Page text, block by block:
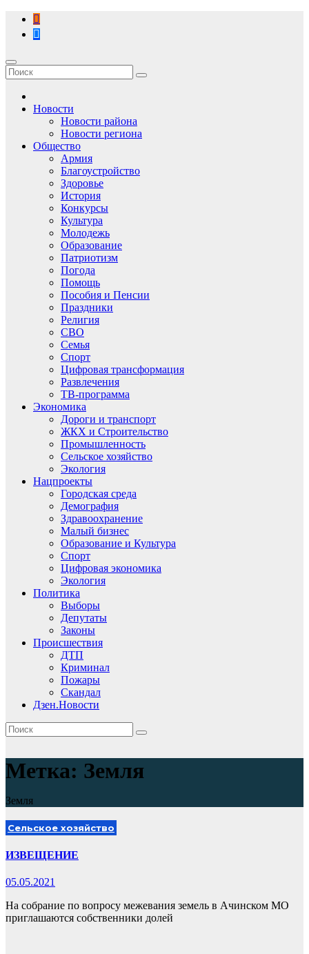
Перейти
содержимому
Новости
Новости района
Новости региона
Общество
Армия
Благоустройство
Здоровье
История
Конкурсы
Культура
Молодежь
Образование
Патриотизм
Погода
Помощь
Пособия и Пенсии
Праздники
Религия
СВО
Семья
Спорт
Цифровая трансформация
Развлечения
ТВ-программа
Экономика
Дороги и транспорт
ЖКХ и Строительство
Промышленность
Сельское хозяйство
Экология
Нацпроекты
Городская среда
Демография
Здравоохранение
Малый бизнес
Образование и Культура
Спорт
Цифровая экономика
Экология
Политика
Выборы
Депутаты
Законы
Происшествия
ДТП
Криминал
Пожары
Скандал
Дзен.Новости
Метка: Земля
Земля
Сельское хозяйство
ИЗВЕЩЕНИЕ
05.05.2021
На собрание по вопросу межевания земель в Ачинском МО
приглашаются собственники долей